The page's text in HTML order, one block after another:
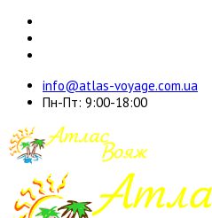
info@atlas-voyage.com.ua
Пн-Пт: 9:00-18:00